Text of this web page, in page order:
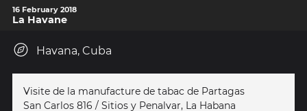
16 February 2018
La Havane
Havana, Cuba
Visite de la manufacture de tabac de Partagas
San Carlos 816 / Sitios y Penalvar, La Habana